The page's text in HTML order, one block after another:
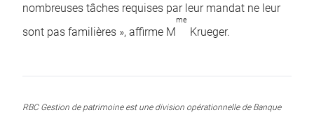
nombreuses tâches requises par leur mandat ne leur
sont pas familières », affirme M
me
Krueger.
RBC Gestion de patrimoine est une division opérationnelle de Banque